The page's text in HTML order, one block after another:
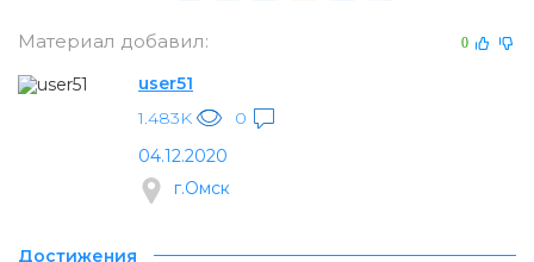
Материал добавил: 0
user51
1.483K
0
04.12.2020
г.Омск
Достижения